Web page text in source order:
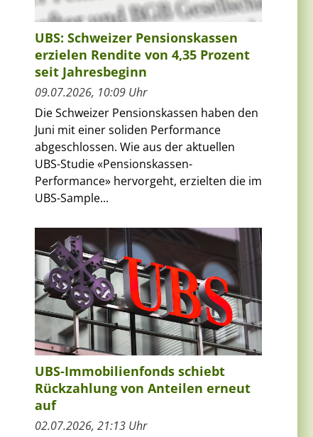
UBS: Schweizer Pensionskassen
erzielen Rendite von 4,35 Prozent
seit Jahresbeginn
09.07.2026, 10:09 Uhr
Die Schweizer Pensionskassen haben den
Juni mit einer soliden Performance
abgeschlossen. Wie aus der aktuellen
UBS-Studie «Pensionskassen-
Performance» hervorgeht, erzielten die im
UBS-Sample...
UBS-Immobilienfonds schiebt
Rückzahlung von Anteilen erneut
auf
02.07.2026, 21:13 Uhr